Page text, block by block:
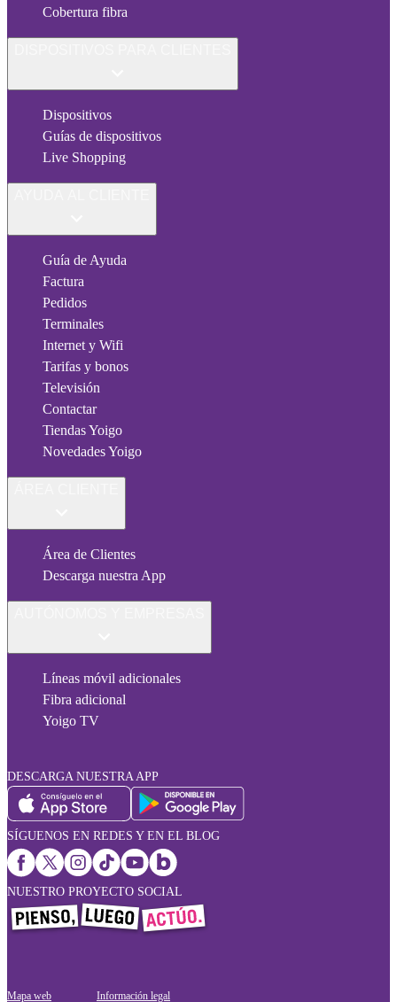
Cobertura fibra
Dispositivos
Guías de dispositivos
Live Shopping
Guía de Ayuda
Factura
Pedidos
Terminales
Internet y Wifi
Tarifas y bonos
Televisión
Contactar
Tiendas Yoigo
Novedades Yoigo
Área de Clientes
Descarga nuestra App
Líneas móvil adicionales
Fibra adicional
Yoigo TV
DESCARGA NUESTRA APP
SÍGUENOS EN REDES Y EN EL BLOG
NUESTRO PROYECTO SOCIAL
Mapa web Información legal